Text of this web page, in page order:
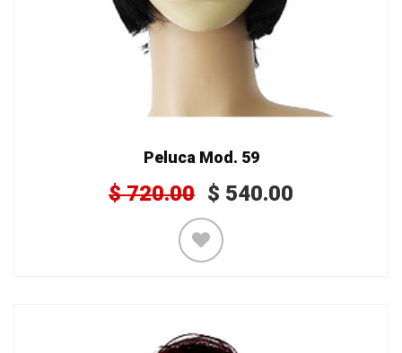
Peluca Mod. 59
$720.00 $ 540.00